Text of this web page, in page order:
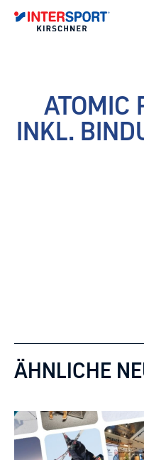
ATOMIC
INKL.
ÄHNLICHE